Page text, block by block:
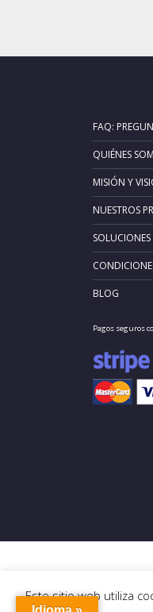
FAQ:
QUIÉNES
MISIÓN Y
NUESTROS
BLOG
Pagos seguros
Este sitio web utiliza